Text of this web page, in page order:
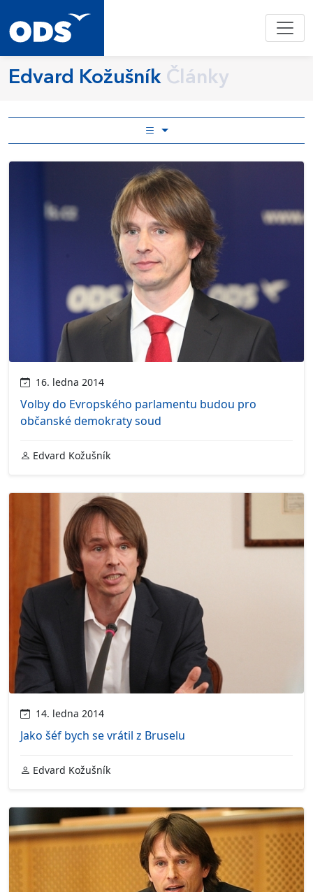
Edvard Kožušník Články
16. ledna 2014
Volby do Evropského parlamentu budou pro
občanské demokraty soud
Edvard Kožušník
14. ledna 2014
Jako šéf bych se vrátil z Bruselu
Edvard Kožušník